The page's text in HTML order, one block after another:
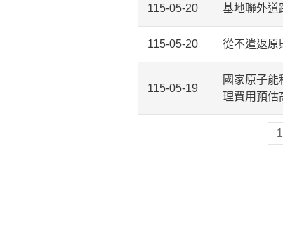
115-05-20 基地聯外道
115-05-20 從不遣返原
115-05-19
國家原子
理費用預估
1